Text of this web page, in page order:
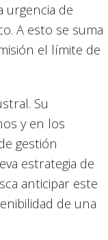
urgencia de
A esto se suma
el límite de
Su
y en los
gestión
estrategia de
anticipar este
de una